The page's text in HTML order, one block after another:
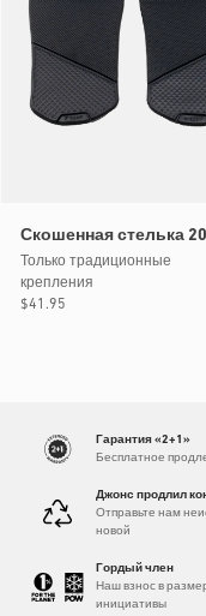
Скошенная стелька
Только традиционные
крепления
Обычная
$41.95
Гарантия «2+1»
Бесплатное
Джонс продлил
Отправьте нам
новой
Гордый член
Наш взнос в
инициативы